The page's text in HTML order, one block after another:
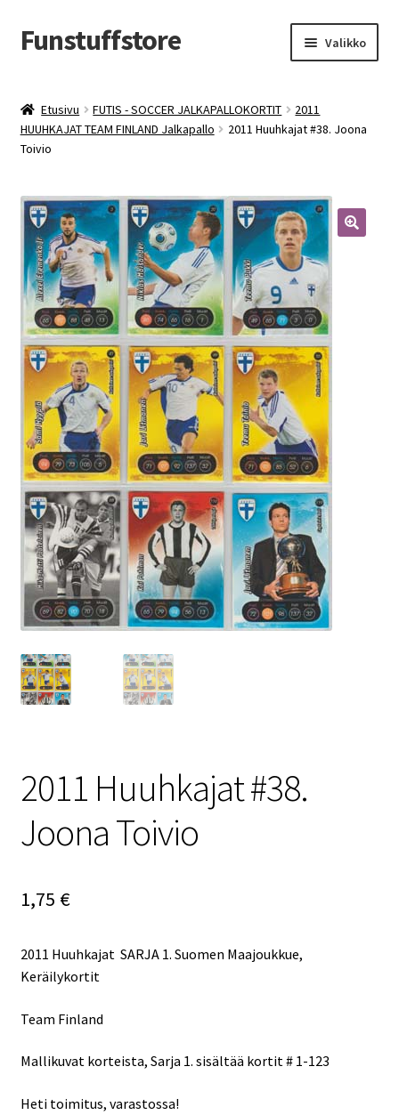
Siirry
navigointiin
Siirry
sisältöön
Funstuffstore Valikko
Etusivu FUTIS - SOCCER JALKAPALLOKORTIT
2011
HUUHKAJAT TEAM FINLAND Jalkapallo
2011 Huuhkajat #38. Joona
Toivio
2011 Huuhkajat #38.
Joona Toivio
1,75 €
2011 Huuhkajat SARJA 1. Suomen Maajoukkue,
Keräilykortit
Team Finland
Mallikuvat korteista, Sarja 1. sisältää kortit # 1-123
Heti toimitus, varastossa!